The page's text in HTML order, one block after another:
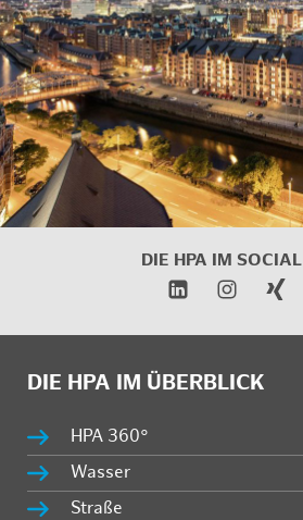
DIE HPA IM
DIE HPA IM ÜBERBLICK
HPA 360°
Wasser
Straße